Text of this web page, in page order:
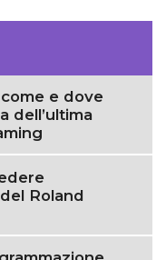
e dove
dell’ultima
Roland